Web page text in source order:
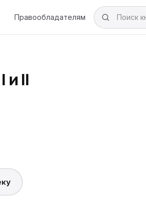
Правообладателям
и II